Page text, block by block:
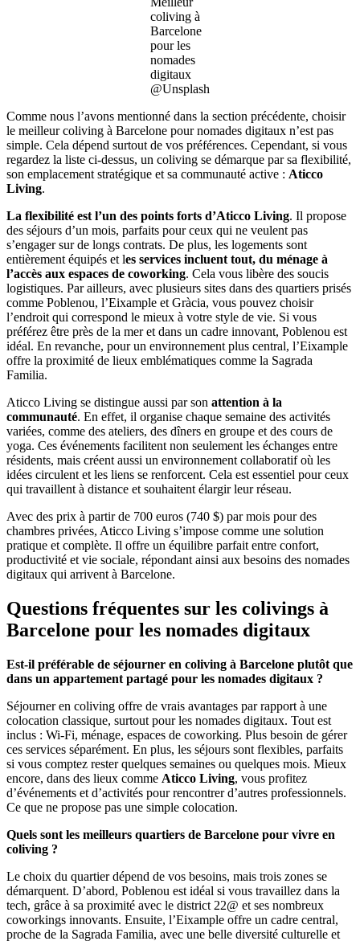
coliving à
Barcelone
pour les
nomades
digitaux
@Unsplash
Comme nous l’avons mentionné dans la section précédente, choisir
le meilleur coliving à Barcelone pour nomades digitaux n’est pas
simple. Cela dépend surtout de vos préférences. Cependant, si vous
regardez la liste ci-dessus, un coliving se démarque par sa flexibilité,
son emplacement stratégique et sa communauté active : Aticco
Living.
La flexibilité est l’un des points forts d’Aticco Living. Il propose
des séjours d’un mois, parfaits pour ceux qui ne veulent pas
s’engager sur de longs contrats. De plus, les logements sont
entièrement équipés et les services incluent tout, du ménage à
l’accès aux espaces de coworking. Cela vous libère des soucis
logistiques. Par ailleurs, avec plusieurs sites dans des quartiers prisés
comme Poblenou, l’Eixample et Gràcia, vous pouvez choisir
l’endroit qui correspond le mieux à votre style de vie. Si vous
préférez être près de la mer et dans un cadre innovant, Poblenou est
idéal. En revanche, pour un environnement plus central, l’Eixample
offre la proximité de lieux emblématiques comme la Sagrada
Familia.
Aticco Living se distingue aussi par son attention à la
communauté. En effet, il organise chaque semaine des activités
variées, comme des ateliers, des dîners en groupe et des cours de
yoga. Ces événements facilitent non seulement les échanges entre
résidents, mais créent aussi un environnement collaboratif où les
idées circulent et les liens se renforcent. Cela est essentiel pour ceux
qui travaillent à distance et souhaitent élargir leur réseau.
Avec des prix à partir de 700 euros (740 $) par mois pour des
chambres privées, Aticco Living s’impose comme une solution
pratique et complète. Il offre un équilibre parfait entre confort,
productivité et vie sociale, répondant ainsi aux besoins des nomades
digitaux qui arrivent à Barcelone.
Questions fréquentes sur les colivings à
Barcelone pour les nomades digitaux
Est-il préférable de séjourner en coliving à Barcelone plutôt que
dans un appartement partagé pour les nomades digitaux ?
Séjourner en coliving offre de vrais avantages par rapport à une
colocation classique, surtout pour les nomades digitaux. Tout est
inclus : Wi-Fi, ménage, espaces de coworking. Plus besoin de gérer
ces services séparément. En plus, les séjours sont flexibles, parfaits
si vous comptez rester quelques semaines ou quelques mois. Mieux
encore, dans des lieux comme Aticco Living, vous profitez
d’événements et d’activités pour rencontrer d’autres professionnels.
Ce que ne propose pas une simple colocation.
Quels sont les meilleurs quartiers de Barcelone pour vivre en
coliving ?
Le choix du quartier dépend de vos besoins, mais trois zones se
démarquent. D’abord, Poblenou est idéal si vous travaillez dans la
tech, grâce à sa proximité avec le district 22@ et ses nombreux
coworkings innovants. Ensuite, l’Eixample offre un cadre central,
proche de la Sagrada Familia, avec une belle diversité culturelle et